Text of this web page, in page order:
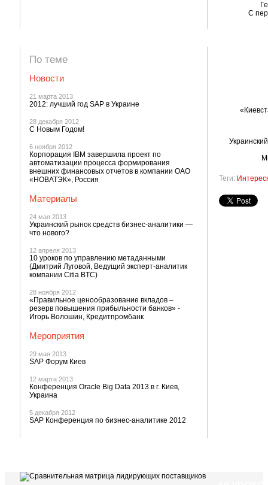
По теме
Новости
21 марта 2013
2012: лучший год SAP в Украине
28 декабря 2012
С Новым Годом!
6 ноября 2012
Корпорация IBM завершила проект по
автоматизации процесса формирования
внешних финансовых отчетов в компании ОАО
«НОВАТЭК», Россия
Материалы
24 мая 2013
Украинский рынок средств бизнес-аналитики —
что нового?
12 апреля 2013
10 уроков по управлению метаданными
(Дмитрий Луговой, Ведущий эксперт-аналитик
компании Citia BTC)
28 ноября 2012
«Правильное ценообразование вкладов –
резерв повышения прибыльности банков» -
Игорь Волошин, Кредитпромбанк
Мероприятия
29 мая 2013
SAP Форум Киев
12 марта 2013
Конференция Oracle Big Data 2013 в г. Киев,
Украина
5 декабря 2012
SAP Конференция по бизнес-аналитике 2012
С
Теги: